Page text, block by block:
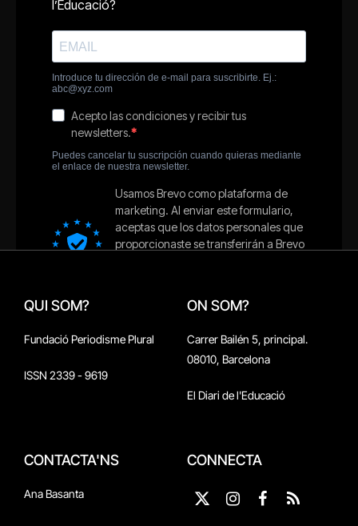
QUI SOM?
Fundació Periodisme Plural
ISSN 2339 - 9619
ON SOM?
Carrer Bailén 5, principal.
08010, Barcelona
El Diari de l'Educació
CONTACTA'NS
Ana Basanta
CONNECTA
X
Instagram
Facebook
RSS